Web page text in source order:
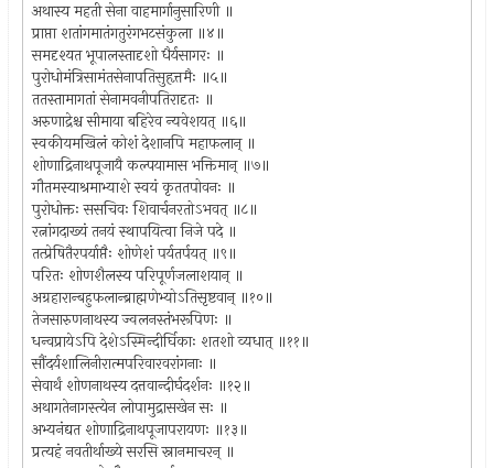
अथास्य महती सेना वाहमार्गानुसारिणी ॥
प्राप्ता शतांगमातंगतुरंगभटसंकुला ॥४॥
समदृश्यत भूपालस्तादृशो धैर्यसागरः ॥
पुरोधोमंत्रिसामंतसेनापतिसुहृत्तमैः ॥५॥
ततस्तामागतां सेनामवनीपतिरादृतः ॥
अरुणाद्रेश्च सीमाया बहिरेव न्यवेशयत् ॥६॥
स्वकीयमखिलं कोशं देशानपि महाफलान् ॥
शोणाद्रिनाथपूजायै कल्पयामास भक्तिमान् ॥७॥
गौतमस्याश्रमाभ्याशे स्वयं कृततपोवनः ॥
पुरोधोक्तः ससचिवः शिवार्चनरतोऽभवत् ॥८॥
रत्नांगदाख्यं तनयं स्थापयित्वा निजे पदे ॥
तत्प्रेषितैरपर्याप्तैः शोणेशं पर्यतर्पयत् ॥९॥
परितः शोणशैलस्य परिपूर्णजलाशयान् ॥
अग्रहारान्बहुफलान्ब्राह्मणेभ्योऽतिसृष्टवान् ॥१०॥
तेजसारुणनाथस्य ज्वलनस्तंभरूपिणः ॥
धन्वप्रायेऽपि देशेऽस्मिन्दीर्घिकाः शतशो व्यधात् ॥११॥
सौंदर्यशालिनीरात्मपरिवारवरांगनाः ॥
सेवार्थं शोणनाथस्य दत्तवान्दीर्घदर्शनः ॥१२॥
अथागतेनागस्त्येन लोपामुद्रासखेन सः ॥
अभ्यनंद्यत शोणाद्रिनाथपूजापरायणः ॥१३॥
प्रत्यहं नवतीर्थाख्ये सरसि स्नानमाचरन् ॥